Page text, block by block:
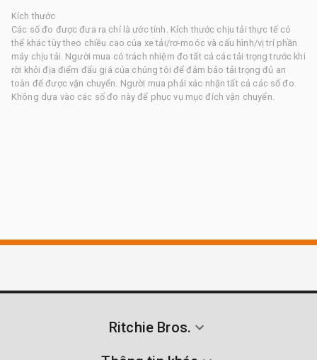
Kích thước
Các số đo được đưa ra chỉ là ước tính. Kích thước chịu tải thực tế có
thể khác tùy theo chiều cao của xe tải/rơ-moóc và cấu hình/vị trí phần
máy chịu tải. Người mua có trách nhiệm đo tất cả các tải trọng trước khi
rời khỏi địa điểm đấu giá của chúng tôi để đảm bảo tải trọng đủ an
toàn để được vận chuyển. Người mua phải xác nhận tất cả các số đo.
Không dựa vào các số đo này để phục vụ mục đích vận chuyển.
Ritchie Bros.